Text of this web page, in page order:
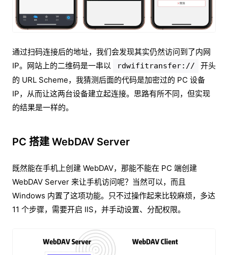
通过扫码连接后的地址，我们会发现其实仍然访问到了内网
IP。网站上的二维码是一串以
rdwifitransfer://
开头
的 URL Scheme，我猜测后面的代码是加密过的 PC 设备
IP，从而让这两台设备建立起连接。思路有所不同，但实现
的结果是一样的。
PC 搭建 WebDAV Server
既然能在手机上创建 WebDAV，那能不能在 PC 端创建
WebDAV Server 来让手机访问呢？当然可以，而且
Windows 内置了这项功能。只不过操作起来比较麻烦，多达
11 个步骤，需要开启 IIS，并手动设置、分配权限。